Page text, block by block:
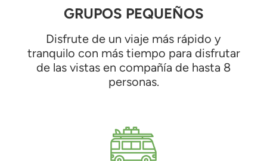
GRUPOS PEQUEÑOS
Disfrute de un viaje más rápido y
tranquilo con más tiempo para disfrutar
de las vistas en compañía de hasta 8
personas.